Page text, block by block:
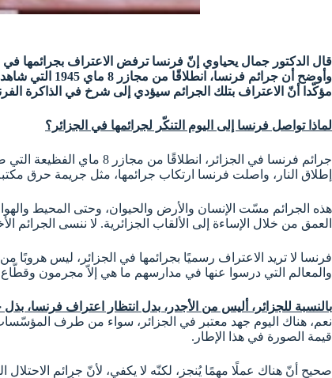
قال الدكتور جمال يحياوي إنّ فرنسا ترفض الاعتراف بجرائمها في
وأوضح أن جرائم فرنسا، انطلاقًا من مجازر 8 ماي 1945 التي شاهدها العالم، كانت استمرارًا لمسلسل الجرائم الذي بدأ منذ جوان 1830 واستمر إلى جويلية 1962، بل حتى بعد وقف إطلاق النار.
مؤكّدا أنّ الاعتراف بتلك الجرائم سيؤدي إلى شرخ في الذاكرة
لماذا تواصل فرنسا إلى اليوم التنكّر لجرائمها في الجزائر؟
إطلاق النار، واصلت فرنسا ارتكاب جرائمها، مثل جريمة حرق
هذه الجرائم مسّت الإنسان والأرض والحيوان، وحتى المحيط
العمق من خلال الإساءة إلى الألقاب الجزائرية. لا ننسى
فرنسا لا تريد الاعتراف رسميًا بجرائمها في الجزائر، ليس هروبًا
والمعالم التي درسوا عنها في مدارسهم ما هي إلاّ مجرمون
بالنسبة للجزائر، أليس من الأجدر، بدل انتظار اعتراف فرنسا،
نعم، هناك اليوم جهد معتبر في الجزائر، سواء من طرف
قيمة الصورة في هذا الإطار.
صحيح أنّ هناك عملًا مهمًا يُنجز، لكنّه لا يكفي، لأنّ جرائم